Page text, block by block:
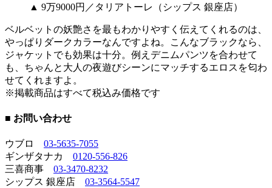
▲ 9万9000円／タリアトーレ（シップス 銀座店）
ベルベットの妖艶さを最もわかりやすく伝えてくれるのは、
やっぱりダークカラーなんですよね。こんなブラックなら、
ジャケットでも効果は十分。例えデニムパンツを合わせて
も、ちゃんと大人の夜遊びシーンにマッチするエロスを匂わ
せてくれますよ。
※掲載商品はすべて税込み価格です
■ お問い合わせ
ウブロ 03-5635-7055
ギンザタナカ 0120-556-826
三喜商事 03-3470-8232
シップス 銀座店 03-3564-5547